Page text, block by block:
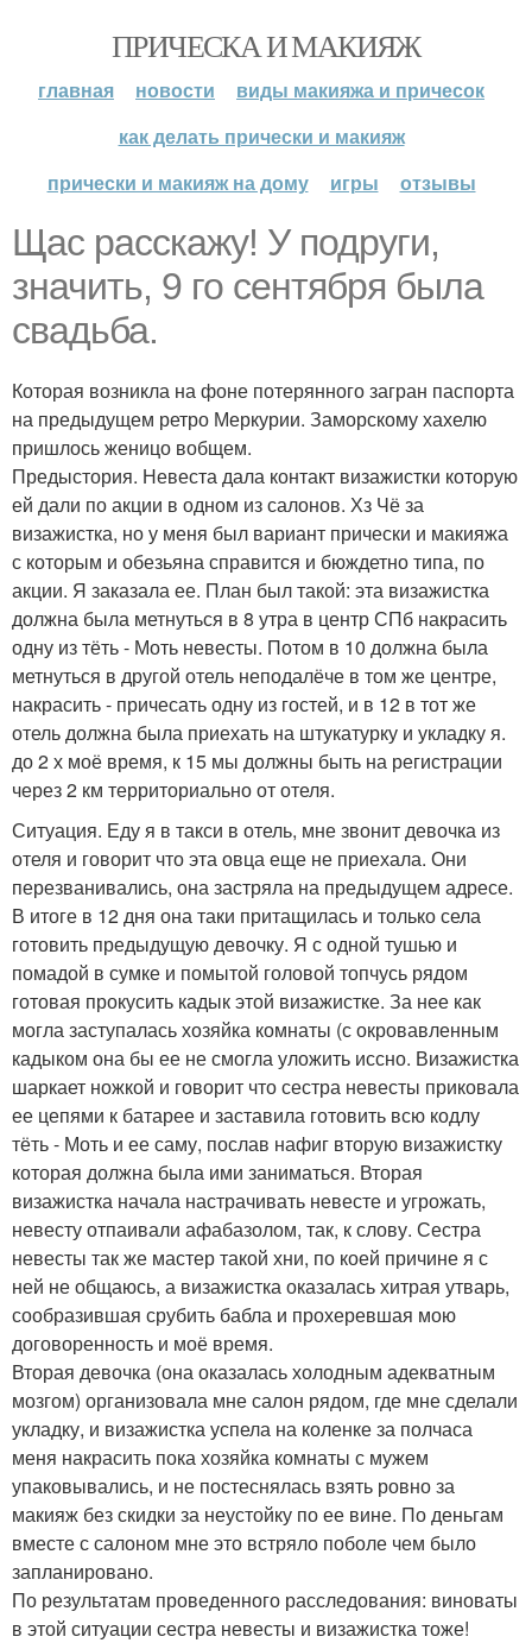
ПРИЧЕСКА И МАКИЯЖ
главная новости
виды макияжа и причесок
как делать прически и макияж
прически и макияж на дому
игры отзывы
Щас расскажу! У подруги,
значить, 9 го сентября была
свадьба.
Которая возникла на фоне потерянного загран паспорта
на предыдущем ретро Меркурии. Заморскому хахелю
пришлось женицо вобщем.
Предыстория. Невеста дала контакт визажистки которую
ей дали по акции в одном из салонов. Хз Чё за
визажистка, но у меня был вариант прически и макияжа
с которым и обезьяна справится и бюждетно типа, по
акции. Я заказала ее. План был такой: эта визажистка
должна была метнуться в 8 утра в центр СПб накрасить
одну из тёть - Моть невесты. Потом в 10 должна была
метнуться в другой отель неподалёче в том же центре,
накрасить - причесать одну из гостей, и в 12 в тот же
отель должна была приехать на штукатурку и укладку я.
до 2 х моё время, к 15 мы должны быть на регистрации
через 2 км территориально от отеля.
Ситуация. Еду я в такси в отель, мне звонит девочка из
отеля и говорит что эта овца еще не приехала. Они
перезванивались, она застряла на предыдущем адресе.
В итоге в 12 дня она таки притащилась и только села
готовить предыдущую девочку. Я с одной тушью и
помадой в сумке и помытой головой топчусь рядом
готовая прокусить кадык этой визажистке. За нее как
могла заступалась хозяйка комнаты (с окровавленным
кадыком она бы ее не смогла уложить иссно. Визажистка
шаркает ножкой и говорит что сестра невесты приковала
ее цепями к батарее и заставила готовить всю кодлу
тёть - Моть и ее саму, послав нафиг вторую визажистку
которая должна была ими заниматься. Вторая
визажистка начала настрачивать невесте и угрожать,
невесту отпаивали афабазолом, так, к слову. Сестра
невесты так же мастер такой хни, по коей причине я с
ней не общаюсь, а визажистка оказалась хитрая утварь,
сообразившая срубить бабла и прохеревшая мою
договоренность и моё время.
Вторая девочка (она оказалась холодным адекватным
мозгом) организовала мне салон рядом, где мне сделали
укладку, и визажистка успела на коленке за полчаса
меня накрасить пока хозяйка комнаты с мужем
упаковывались, и не постеснялась взять ровно за
макияж без скидки за неустойку по ее вине. По деньгам
вместе с салоном мне это встряло поболе чем было
запланировано.
По результатам проведенного расследования: виноваты
в этой ситуации сестра невесты и визажистка тоже!